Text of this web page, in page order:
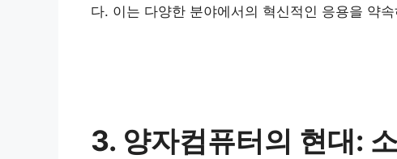
다. 이는 다양한 분야에서의 혁신적인 응용을 약
3. 양자컴퓨터의 현대: